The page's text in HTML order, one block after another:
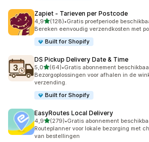
Zapiet ‑ Tarieven per Postcode
4,9van 5 sterren
(128)
128 recensies in totaal
•Gratis proefperiode
Bereken eenvoudig verzendkosten met
Built for Shopify
DS Pickup Delivery Date & Time
5,0van 5 sterren
(64)
64 recensies in totaal
•Gratis abonnement
Bezorgoplossingen voor afhalen in de
verzending.
Built for Shopify
EasyRoutes Local Delivery
4,9van 5 sterren
(279)
279 recensies in totaal
•Gratis abonnement
Routeplanner voor lokale bezorging met
van bestellingen